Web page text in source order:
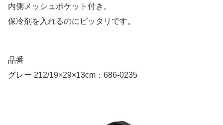
内側メッシュポケット付き。
保冷剤を入れるのにピッタリです。
品番
グレー 212/19×29×13cm：686-0235